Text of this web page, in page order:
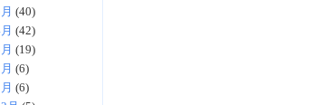
(40)
(42)
(19)
(6)
(6)